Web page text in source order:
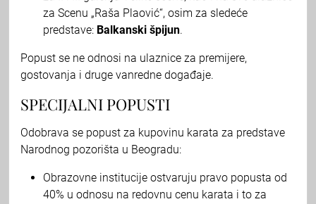
za Scenu „Raša Plaović“, osim za sledeće
predstave: Balkanski špijun.
Popust se ne odnosi na ulaznice za premijere,
gostovanja i druge vanredne događaje.
SPECIJALNI POPUSTI
Odobrava se popust za kupovinu karata za predstave
Narodnog pozorišta u Beogradu:
Obrazovne institucije ostvaruju pravo popusta od
40% u odnosu na redovnu cenu karata i to za